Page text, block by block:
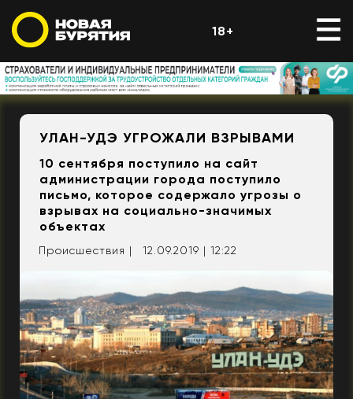
18+
УЛАН-УДЭ УГРОЖАЛИ ВЗРЫВАМИ
10 сентября поступило на сайт
администрации города поступило
письмо, которое содержало угрозы о
взрывах на социально-значимых
объектах
Происшествия | 12.09.2019 | 12:22